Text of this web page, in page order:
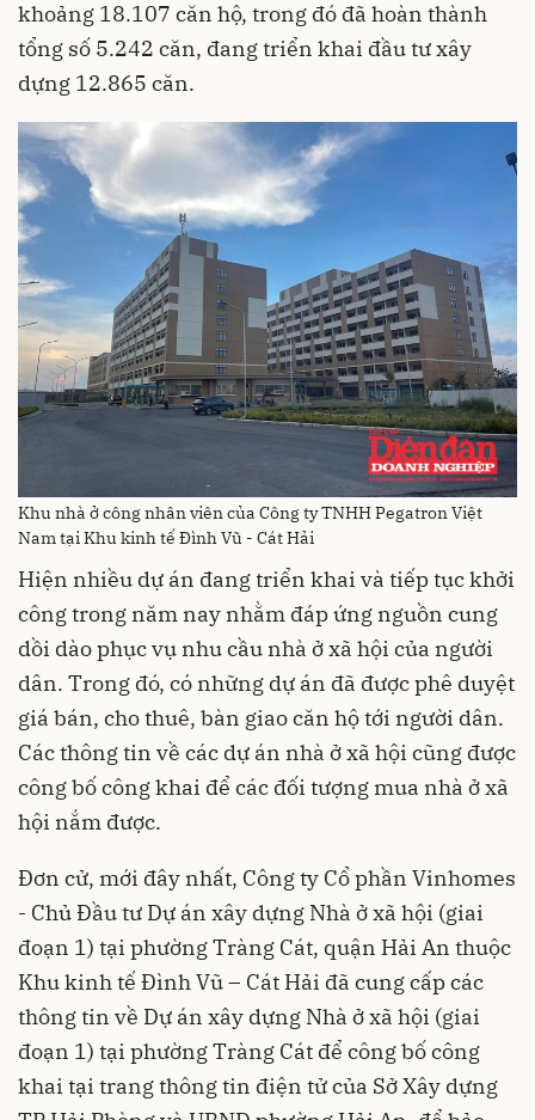
khoảng 18.107 căn hộ, trong đó đã hoàn thành
tổng số 5.242 căn, đang triển khai đầu tư xây
dựng 12.865 căn.
Khu nhà ở công nhân viên của Công ty TNHH Pegatron Việt
Nam tại Khu kinh tế Đình Vũ - Cát Hải
Hiện nhiều dự án đang triển khai và tiếp tục khởi
công trong năm nay nhằm đáp ứng nguồn cung
dồi dào phục vụ nhu cầu nhà ở xã hội của người
dân. Trong đó, có những dự án đã được phê duyệt
giá bán, cho thuê, bàn giao căn hộ tới người dân.
Các thông tin về các dự án nhà ở xã hội cũng được
công bố công khai để các đối tượng mua nhà ở xã
hội nắm được.
Đơn cử, mới đây nhất, Công ty Cổ phần Vinhomes
- Chủ Đầu tư Dự án xây dựng Nhà ở xã hội (giai
đoạn 1) tại phường Tràng Cát, quận Hải An thuộc
Khu kinh tế Đình Vũ – Cát Hải đã cung cấp các
thông tin về Dự án xây dựng Nhà ở xã hội (giai
đoạn 1) tại phường Tràng Cát để công bố công
khai tại trang thông tin điện tử của Sở Xây dựng